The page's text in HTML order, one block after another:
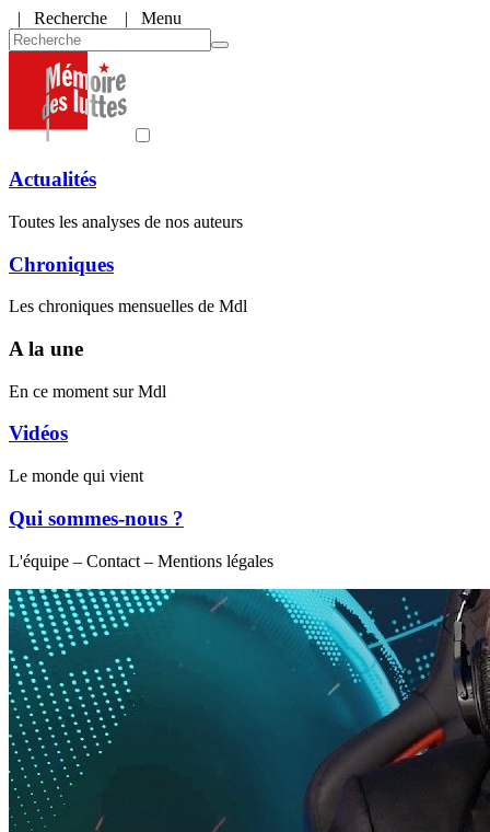
| Recherche | Menu
Actualités
Toutes les analyses de nos auteurs
Chroniques
Les chroniques mensuelles de Mdl
A la une
En ce moment sur Mdl
Vidéos
Le monde qui vient
Qui sommes-nous ?
L'équipe – Contact – Mentions légales